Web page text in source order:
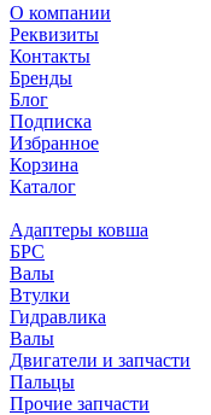
О компании
Реквизиты
Контакты
Бренды
Блог
Подписка
Избранное
Корзина
Каталог
Адаптеры ковша
БРС
Валы
Втулки
Гидравлика
Валы
Двигатели и запчасти
Пальцы
Прочие запчасти